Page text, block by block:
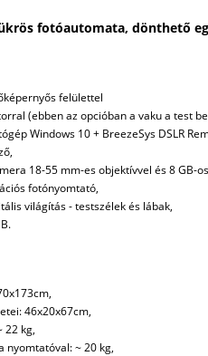
fotóautomata, dönthető
felülettel
(ebben az opcióban a vaku a test
Windows 10 + BreezeSys DSLR
18-55 mm-es objektívvel és 8
fotónyomtató,
világítás - testszélek és lábak,
46x20x67cm,
22 kg,
nyomtatóval: ~ 20 kg,